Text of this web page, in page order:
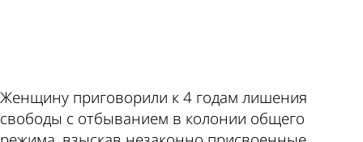
Женщину приговорили к 4 годам лишения
свободы с отбыванием в колонии общего